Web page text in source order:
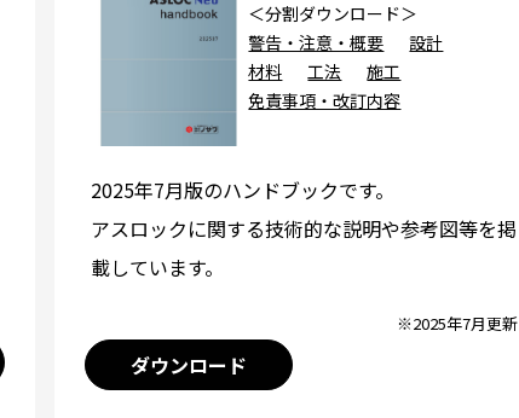
＜分割ダウンロード＞
警告・注意・概要
設計
材料
工法
施工
免責事項・改訂内容
2025年7月版のハンドブックです。
アスロックに関する技術的な説明や参考図等を掲
載しています。
※2025年7月更新
ダウンロード